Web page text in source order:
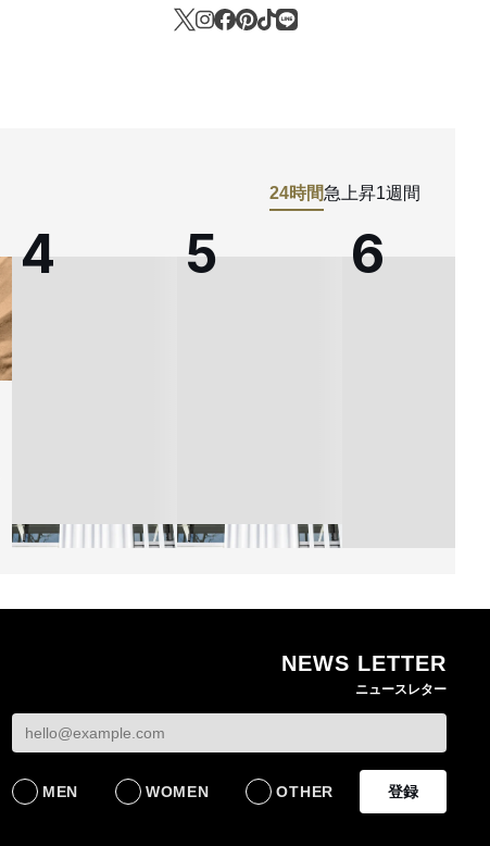
24時間急上昇1週間
HD 被災経緯を書面で
発表
BUSINESS
オンワードHDが緊急時
に貴重品の常時携行を
BUSINESS
【トップに聞く
オンワードHD保元道
るための企業戦略
NEWS LETTER
ニュースレター
MEN WOMEN OTHER 登録